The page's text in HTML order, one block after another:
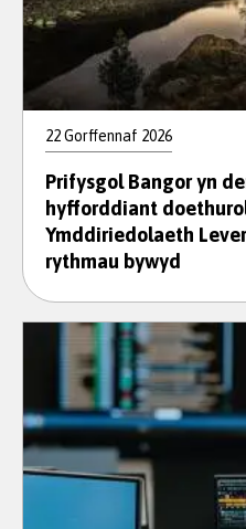
22 Gorffennaf 2026
Prifysgol Bangor yn
hyfforddiant
Ymddiriedolaeth
rythmau bywyd